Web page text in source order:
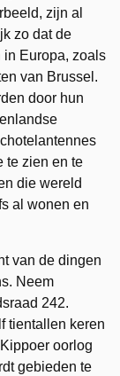
zijn al
zo dat de
in Europa, zoals
van Brussel.
door hun
te zien en te
die wereld
al wonen en
van de dingen
Neem
242.
tientallen keren
oorlog
gebieden te